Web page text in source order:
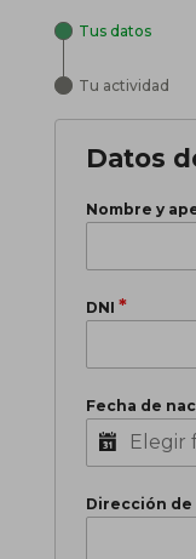
Tus datos
Tu actividad
Datos
Nombre y
DNI *
Fecha de
Dirección